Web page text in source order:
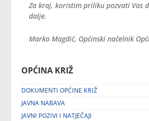
OPĆINA KRIŽ
DOKUMENTI OPĆINE KRIŽ
JAVNA NABAVA
JAVNI POZIVI I NATJEČAJI
Za kraj, koristim priliku pozvati Vas
dalje.
Marko Magdić, Općinski načelnik